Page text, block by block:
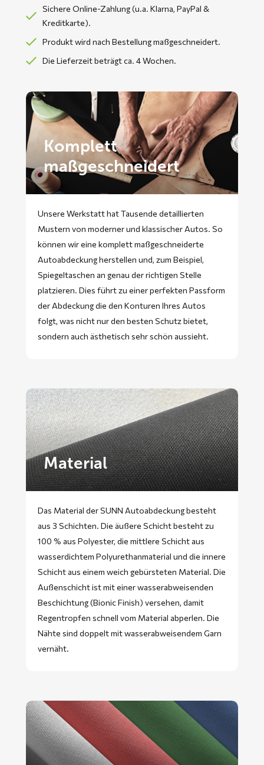
Sichere Online-Zahlung (u.a. Klarna, PayPal &
Kreditkarte).
Produkt wird nach Bestellung maßgeschneidert.
Die Lieferzeit beträgt ca. 4 Wochen.
Komplett
maßgeschneidert
Unsere Werkstatt hat Tausende detaillierten
Mustern von moderner und klassischer Autos. So
können wir eine komplett maßgeschneiderte
Autoabdeckung herstellen und, zum Beispiel,
Spiegeltaschen an genau der richtigen Stelle
platzieren. Dies führt zu einer perfekten Passform
der Abdeckung die den Konturen Ihres Autos
folgt, was nicht nur den besten Schutz bietet,
sondern auch ästhetisch sehr schön aussieht.
Material
Das Material der SUNN Autoabdeckung besteht
aus 3 Schichten. Die äußere Schicht besteht zu
100 % aus Polyester, die mittlere Schicht aus
wasserdichtem Polyurethanmaterial und die innere
Schicht aus einem weich gebürsteten Material. Die
Außenschicht ist mit einer wasserabweisenden
Beschichtung (Bionic Finish) versehen, damit
Regentropfen schnell vom Material abperlen. Die
Nähte sind doppelt mit wasserabweisendem Garn
vernäht.